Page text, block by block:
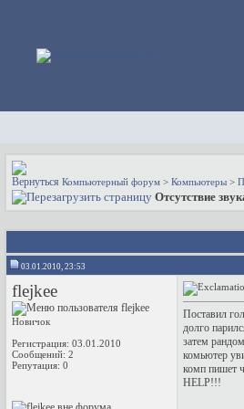
Компьютерный форум > Компьютеры >
Отсутствие
03.01.2010, 23:53
flejkee
Новичок
Регистрация: 03.01.2010
Сообщений: 2
Репутация: 0
Поставил
долго
затем
комьютер
комп пишет
HELP!!!